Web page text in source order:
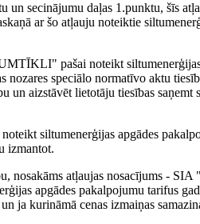
un secinājumu daļas 1.punktu, šīs
ar šo atļauju noteiktie
pašai noteikt
nozares speciālo normatīvo aktu
aizstāvēt lietotāju tiesības saņemt
siltumenerģijas apgādes
izmantot.
nosakāms atļaujas nosacījums -
apgādes pakalpojumu tarifus
ja kurināmā cenas izmaiņas